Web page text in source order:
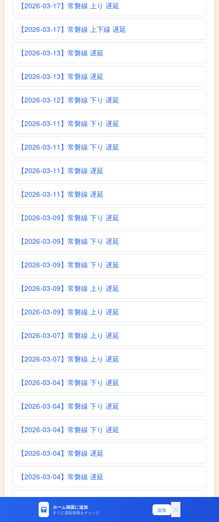
【2026-03-17】常磐線 上り 遅延
【2026-03-17】常磐線 上下線 遅延
【2026-03-13】常磐線 遅延
【2026-03-13】常磐線 遅延
【2026-03-12】常磐線 下り 遅延
【2026-03-11】常磐線 下り 遅延
【2026-03-11】常磐線 下り 遅延
【2026-03-11】常磐線 遅延
【2026-03-11】常磐線 遅延
【2026-03-09】常磐線 下り 遅延
【2026-03-09】常磐線 下り 遅延
【2026-03-09】常磐線 下り 遅延
【2026-03-09】常磐線 上り 遅延
【2026-03-09】常磐線 上り 遅延
【2026-03-07】常磐線 上り 遅延
【2026-03-07】常磐線 上り 遅延
【2026-03-04】常磐線 下り 遅延
【2026-03-04】常磐線 下り 遅延
【2026-03-04】常磐線 下り 遅延
【2026-03-04】常磐線 遅延
【2026-03-04】常磐線 遅延
【2026-03-04】常磐線 遅延
ホーム画面に追加
すぐに遅延情報をチェック 追加